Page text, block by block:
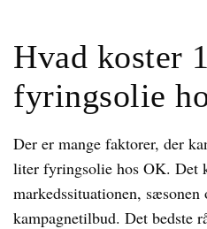
Hvad koster
fyringsolie
Der er mange faktorer, der
liter fyringsolie hos OK. Det
markedssituationen, sæsonen
kampagnetilbud. Det bedste